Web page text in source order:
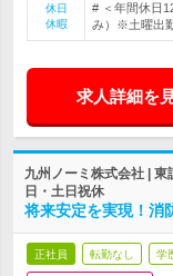
休日
休暇
# ＜年間休日
み）※土曜出
求人詳細を
九州ノーミ株式会社 |
日・土日祝休
将来安定を実現！消
正社員 転勤なし 学